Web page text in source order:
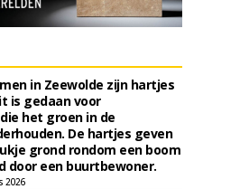
in Zeewolde zijn hartjes
is gedaan voor
het groen in de
De hartjes geven
grond rondom een boom
door een buurtbewoner.
2026